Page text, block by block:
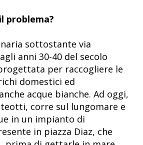
problema?
sottostante via
anni 30-40 del secolo
per raccogliere le
domestici ed
acque bianche. Ad oggi,
corre sul lungomare e
in un impianto di
in piazza Diaz, che